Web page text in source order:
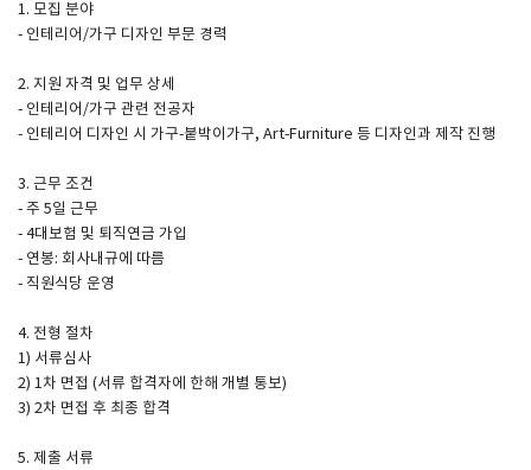
SPACE 소개
공지사항
기사문의
광고문의
1. 모집 분야
- 인테리어/가구 디자인 부문 경력
2. 지원 자격 및 업무 상세
- 인테리어/가구 관련 전공자
- 인테리어 디자인 시 가구-붙박이가구, Art-Furniture 등 디자인과 제작 진행
3. 근무 조건
- 주 5일 근무
- 4대보험 및 퇴직연금 가입
- 연봉: 회사내규에 따름
- 직원식당 운영
4. 전형 절차
1) 서류심사
2) 1차 면접 (서류 합격자에 한해 개별 통보)
3) 2차 면접 후 최종 합격
5. 제출 서류